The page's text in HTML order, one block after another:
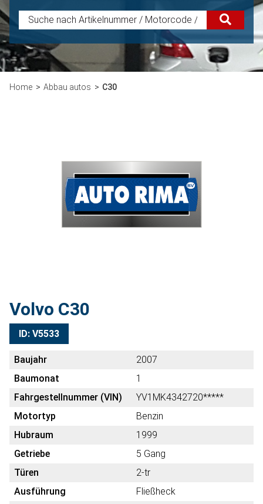
Home Abbau autos C30
Volvo C30
ID: V5533
Baujahr
2007
Baumonat
1
Fahrgestellnummer (VIN)
YV1MK4342720*****
Motortyp
Benzin
Hubraum
1999
Getriebe
5 Gang
Türen
2-tr
Ausführung
Fließheck